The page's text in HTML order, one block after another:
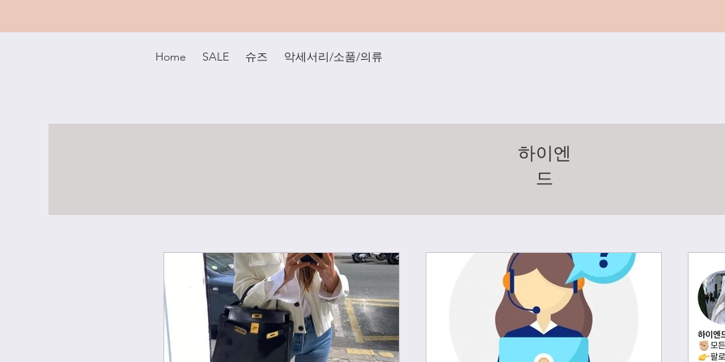
Home SALE 슈즈 악세서리/소품/의류
하이엔
드